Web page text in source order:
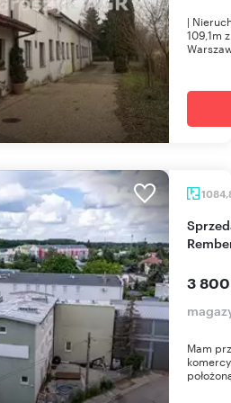
|
109,1m
Sprzedam magazyn 1085 m² z biurami i halami w
3
Mam